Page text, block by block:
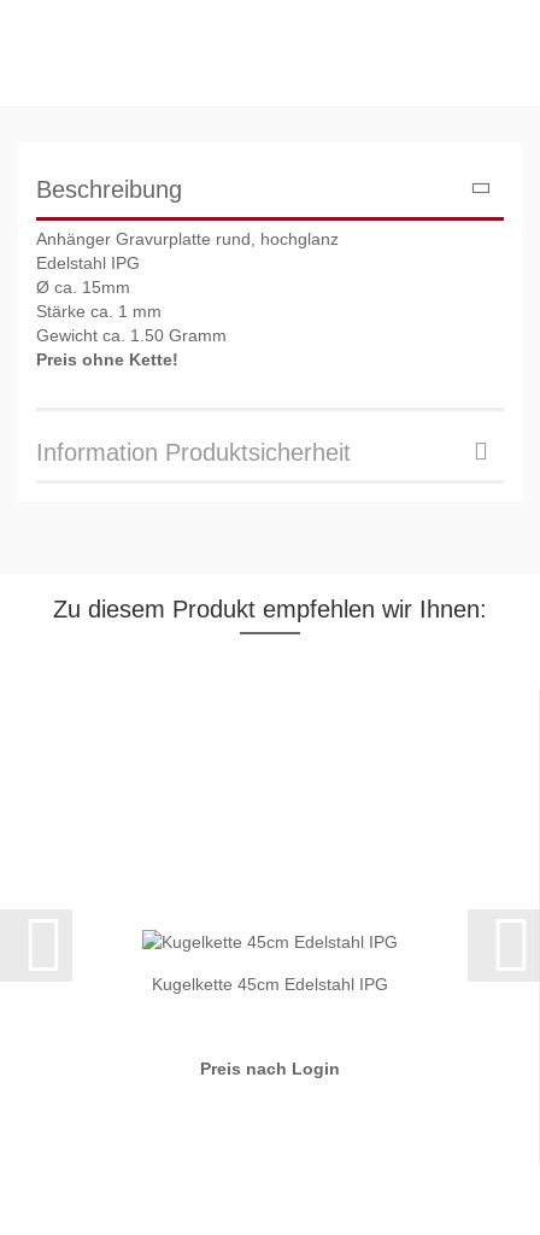
Beschreibung
Anhänger Gravurplatte rund, hochglanz
Edelstahl IPG
Ø ca. 15mm
Stärke ca. 1 mm
Gewicht ca. 1.50 Gramm
Preis ohne Kette!
Information Produktsicherheit
Zu diesem Produkt empfehlen wir Ihnen:
Kugelkette 45cm Edelstahl IPG
Preis nach Login